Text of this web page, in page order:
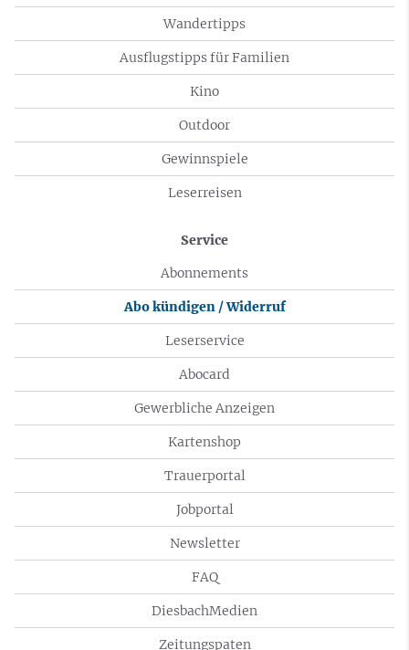
Wandertipps
Ausflugstipps für Familien
Kino
Outdoor
Gewinnspiele
Leserreisen
Service
Abonnements
Abo kündigen / Widerruf
Leserservice
Abocard
Gewerbliche Anzeigen
Kartenshop
Trauerportal
Jobportal
Newsletter
FAQ
DiesbachMedien
Zeitungspaten